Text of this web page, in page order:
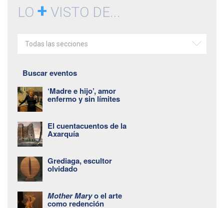
LO + VISTO DE...
Todas las secciones
Buscar eventos
‘Madre e hijo’, amor
enfermo y sin límites
El cuentacuentos de la
Axarquía
Grediaga, escultor
olvidado
Mother Maryo el arte
como redención